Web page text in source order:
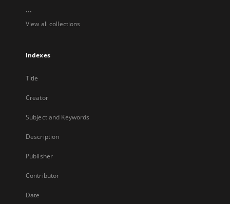
...
View all collections
Indexes
Title
Creator
Subject and Keywords
Description
Publisher
Contributor
Date